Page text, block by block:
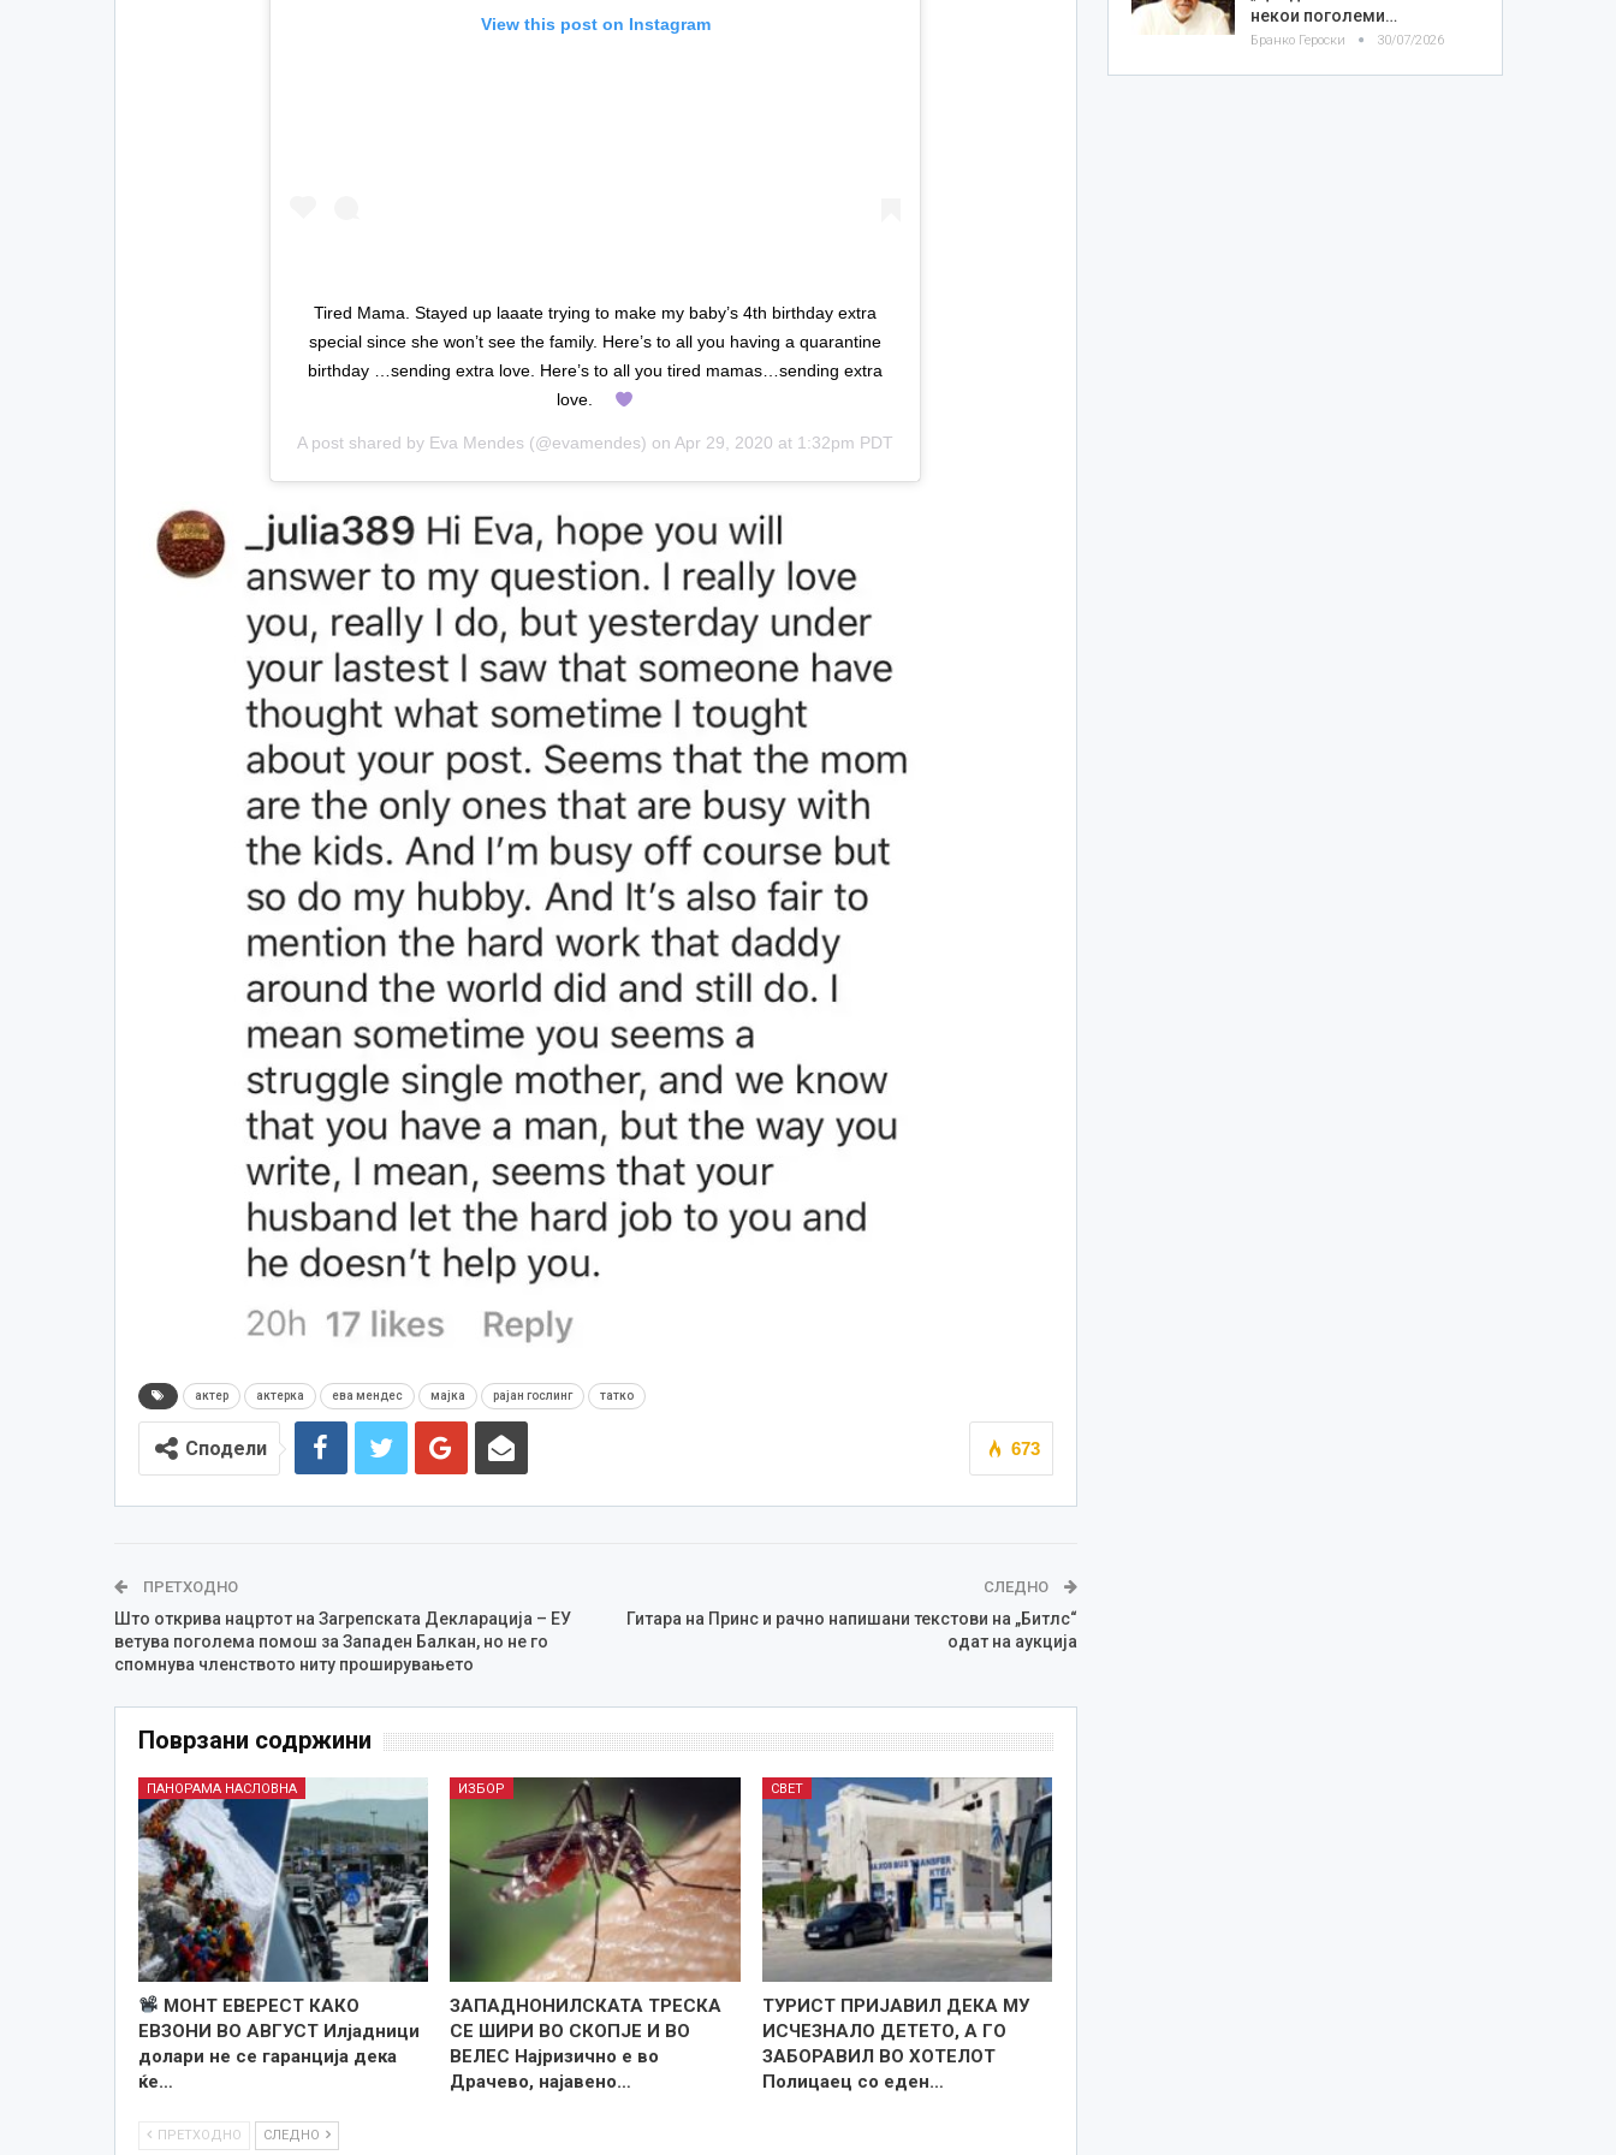
View this post on Instagram
Tired Mama. Stayed up laaate trying to make my baby’s 4th birthday extra
special since she won’t see the family. Here’s to all you having a quarantine
birthday …sending extra love. Here’s to all you tired mamas…sending extra
love. ⠀
A post shared by Eva Mendes (@evamendes) on Apr 29, 2020 at 1:32pm PDT
актер актерка ева мендес мајка рајан гослинг татко
673
Сподели
ПРЕТХОДНО
Што открива нацртот на Загрепската Декларација – ЕУ
ветува поголема помош за Западен Балкан, но не го
спомнува членството ниту проширувањето
СЛЕДНО
Гитара на Принс и рачно напишани текстови на „Битлс“
одат на аукција
Поврзани содржини
ПАНОРАМА НАСЛОВНА
МОНТ ЕВЕРЕСТ КАКО
ЕВЗОНИ ВО АВГУСТ Илјадници
долари не се гаранција дека
ќе…
ИЗБОР
ЗАПАДНОНИЛСКАТА ТРЕСКА
СЕ ШИРИ ВО СКОПЈЕ И ВО
ВЕЛЕС Најризично е во
Драчево, најавено…
СВЕТ
ТУРИСТ ПРИЈАВИЛ ДЕКА МУ
ИСЧЕЗНАЛО ДЕТЕТО, А ГО
ЗАБОРАВИЛ ВО ХОТЕЛОТ
Полицаец со еден…
ПРЕТХОДНО СЛЕДНО
некои поголеми…
Бранко Героски 30/07/2026